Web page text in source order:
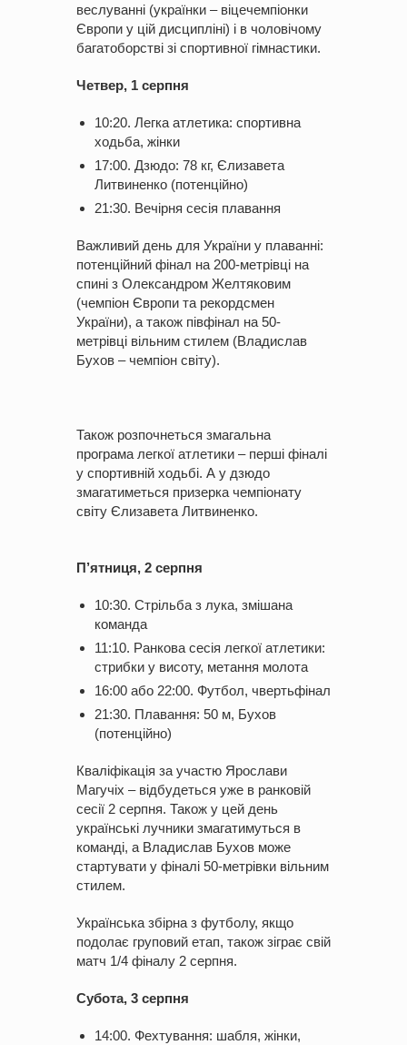
веслуванні (українки – віцечемпіонки
Європи у цій дисципліні) і в чоловічому
багатоборстві зі спортивної гімнастики.
Четвер, 1 серпня
10:20. Легка атлетика: спортивна
ходьба, жінки
17:00. Дзюдо: 78 кг, Єлизавета
Литвиненко (потенційно)
21:30. Вечірня сесія плавання
Важливий день для України у плаванні:
потенційний фінал на 200-метрівці на
спині з Олександром Желтяковим
(чемпіон Європи та рекордсмен
України), а також півфінал на 50-
метрівці вільним стилем (Владислав
Бухов – чемпіон світу).
Також розпочнеться змагальна
програма легкої атлетики – перші фіналі
у спортивній ходьбі. А у дзюдо
змагатиметься призерка чемпіонату
світу Єлизавета Литвиненко.
П’ятниця, 2 серпня
10:30. Стрільба з лука, змішана
команда
11:10. Ранкова сесія легкої атлетики:
стрибки у висоту, метання молота
16:00 або 22:00. Футбол, чвертьфінал
21:30. Плавання: 50 м, Бухов
(потенційно)
Кваліфікація за участю Ярослави
Магучіх – відбудеться уже в ранковій
сесії 2 серпня. Також у цей день
українські лучники змагатимуться в
команді, а Владислав Бухов може
стартувати у фіналі 50-метрівки вільним
стилем.
Українська збірна з футболу, якщо
подолає груповий етап, також зіграє свій
матч 1/4 фіналу 2 серпня.
Субота, 3 серпня
14:00. Фехтування: шабля, жінки,